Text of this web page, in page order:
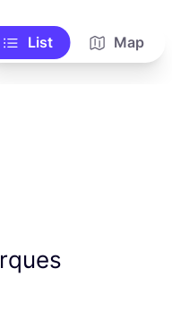
List Map